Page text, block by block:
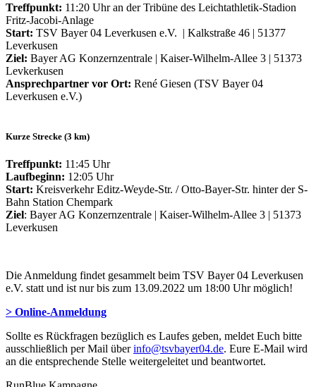
Treffpunkt: 11:20 Uhr an der Tribüne des Leichtathletik-Stadion
Fritz-Jacobi-Anlage
Start: TSV Bayer 04 Leverkusen e.V. | Kalkstraße 46 | 51377
Leverkusen
Ziel: Bayer AG Konzernzentrale | Kaiser-Wilhelm-Allee 3 | 51373
Levkerkusen
Ansprechpartner vor Ort: René Giesen (TSV Bayer 04
Leverkusen e.V.)
Kurze Strecke (3 km)
Treffpunkt: 11:45 Uhr
Laufbeginn: 12:05 Uhr
Start: Kreisverkehr Editz-Weyde-Str. / Otto-Bayer-Str. hinter der S-
Bahn Station Chempark
Ziel: Bayer AG Konzernzentrale | Kaiser-Wilhelm-Allee 3 | 51373
Leverkusen
Die Anmeldung findet gesammelt beim TSV Bayer 04 Leverkusen
e.V. statt und ist nur bis zum 13.09.2022 um 18:00 Uhr möglich!
> Online-Anmeldung
Sollte es Rückfragen bezüglich es Laufes geben, meldet Euch bitte
ausschließlich per Mail überinfo@tsvbayer04.de. Eure E-Mail wird
an die entsprechende Stelle weitergeleitet und beantwortet.